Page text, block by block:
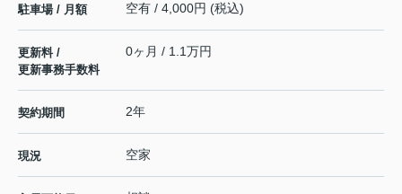
駐車場 / 月額 空有 / 4,000円 (税込)
更新料 /
更新事務手数料
0ヶ月 / 1.1万円
契約期間 2年
現況 空家